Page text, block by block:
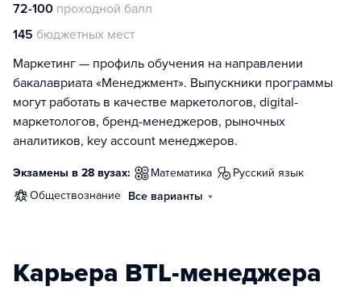
72-100 проходной балл
145 бюджетных мест
Маркетинг — профиль обучения на направлении
бакалавриата «Менеджмент». Выпускники программы
могут работать в качестве маркетологов, digital-
маркетологов, бренд-менеджеров, рыночных
аналитиков, key account менеджеров.
Экзамены в 28 вузах: математика
русский язык
обществознание Все варианты
Карьера BTL-менеджера